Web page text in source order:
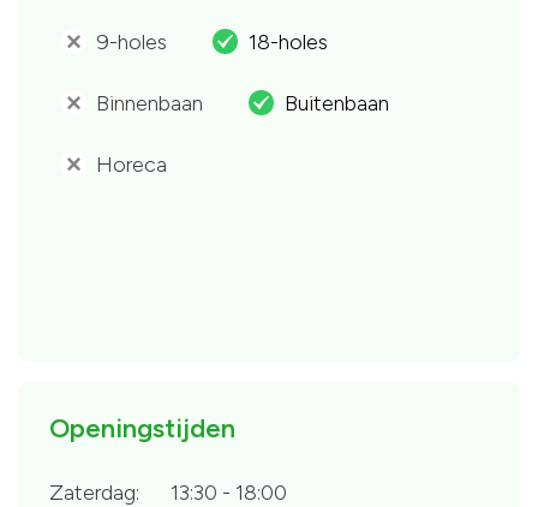
' 9-holes . 18-holes
' Binnenbaan . Buitenbaan
' Horeca
Openingstijden
Zaterdag:
13:30 - 18:00